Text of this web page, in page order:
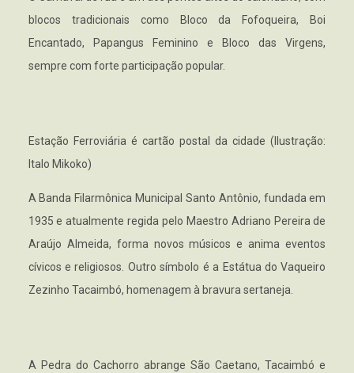
blocos tradicionais como Bloco da Fofoqueira, Boi
Encantado, Papangus Feminino e Bloco das Virgens,
sempre com forte participação popular.
Estação Ferroviária é cartão postal da cidade (Ilustração:
Italo Mikoko)
A Banda Filarmônica Municipal Santo Antônio, fundada em
1935 e atualmente regida pelo Maestro Adriano Pereira de
Araújo Almeida, forma novos músicos e anima eventos
cívicos e religiosos. Outro símbolo é a Estátua do Vaqueiro
Zezinho Tacaimbó, homenagem à bravura sertaneja.
A Pedra do Cachorro abrange São Caetano, Tacaimbó e